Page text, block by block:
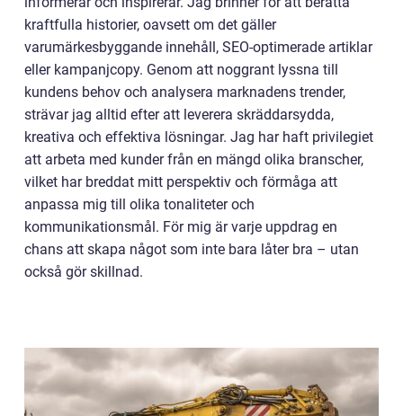
kraftfulla historier, oavsett om det gäller
varumärkesbyggande innehåll, SEO-optimerade artiklar
eller kampanjcopy. Genom att noggrant lyssna till
kundens behov och analysera marknadens trender,
strävar jag alltid efter att leverera skräddarsydda,
kreativa och effektiva lösningar. Jag har haft privilegiet
att arbeta med kunder från en mängd olika branscher,
vilket har breddat mitt perspektiv och förmåga att
anpassa mig till olika tonaliteter och
kommunikationsmål. För mig är varje uppdrag en
chans att skapa något som inte bara låter bra – utan
också gör skillnad.